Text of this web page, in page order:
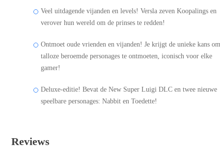
Veel uitdagende vijanden en levels! Versla zeven Koopalings en
verover hun wereld om de prinses te redden!
Ontmoet oude vrienden en vijanden! Je krijgt de unieke kans om
talloze beroemde personages te ontmoeten, iconisch voor elke
gamer!
Deluxe-editie! Bevat de New Super Luigi DLC en twee nieuwe
speelbare personages: Nabbit en Toedette!
Reviews